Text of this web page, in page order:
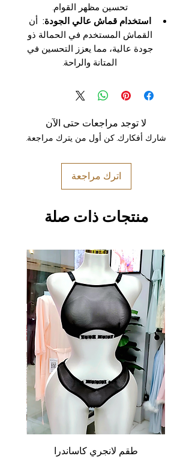
تحسين مظهر القوام.
استخدام قماش عالي الجودة: أن
القماش المستخدم في الحمالة ذو
جودة عالية، مما يعزز التحسين في
المتانة والراحة.
لا توجد مراجعات حتى الآن
شارك أفكارك. كن أول من يترك مراجعة.
اترك مراجعة
منتجات ذات صلة
طقم لانجري كاساندرا